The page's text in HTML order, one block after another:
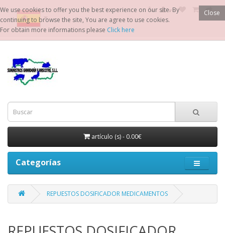
artículo (s) - 0.00€
Categorías
REPUESTOS DOSIFICADOR MEDICAMENTOS
Close
We use cookies to offer you the best experience on our site. By
continuing to browse the site, You are agree to use cookies.
For obtain more informations please Click here